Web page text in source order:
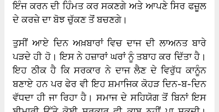
ਇੰਜ ਕਰਨ ਦੀ ਹਿੰਮਤ ਕਰ ਸਕਣਗੇ ਅਤੇ ਆਪਣੇ ਸਿਰ ਫਜ਼ੂਲ
ਦੇ ਕਰਜ਼ੇ ਦਾ ਬੋਝ ਚੁੱਕਣ ਤੋਂ ਬਚਣਗੇ।
ਤੁਸੀਂ ਆਏ ਦਿਨ ਅਖ਼ਬਾਰਾਂ ਵਿਚ ਦਾਜ ਦੀ ਲਾਅਨਤ ਬਾਰੇ
ਪੜਦੇ ਹੀ ਹੋ। ਇਸ ਨੇ ਹਜ਼ਾਰਾਂ ਘਰਾਂ ਨੂੰ ਤਬਾਹ ਕਰ ਦਿੱਤਾ ਹੈ।
ਇਹ ਠੀਕ ਹੈ ਕਿ ਸਰਕਾਰ ਨੇ ਦਾਜ ਲੈਣ ਦੇ ਵਿਰੁੱਧ ਕਾਨੂੰਨ
ਬਣਾਏ ਹਨ ਪਰ ਫੇਰ ਵੀ ਇਹ ਸ਼ਮਾਜਿਕ ਕੋਹੜ ਦਿਨ-ਬ-ਦਿਨ
ਵੱਧਦਾ ਹੀ ਜਾ ਰਿਹਾ ਹੈ। ਸਮਾਜ ਦੇ ਸਹਿਯੋਗ ਤੋਂ ਬਿਨਾਂ ਇਸ